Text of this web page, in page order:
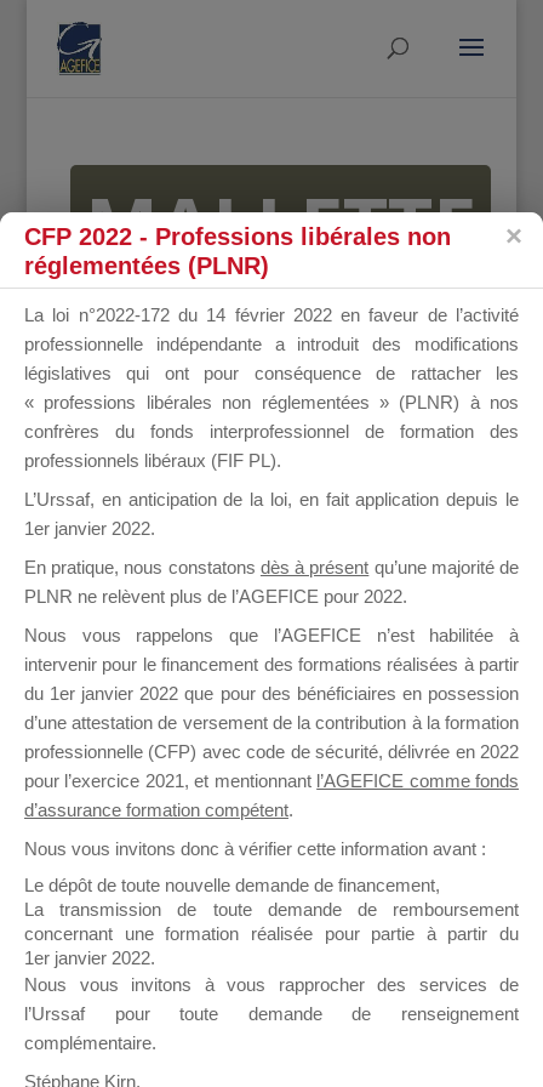
MALLETTE
DU
DIRIGEANT
il y a un mois
Ce groupe est destiné aux Organismes de
Formation qui souhaitent répondre à l’Appel à
Propositions Mallette du Dirigeant.
Ce groupe propose un forum dédié au support
sur lequel il est possible de laisser un message
ou poser une question.
NB : Il est nécessaire d’être
pouvoir rejoindre ce groupe
CFP 2022 - Professions libérales non
réglementées (PLNR)
La loi n°2022-172 du 14 février 2022 en faveur de l’activité
professionnelle indépendante a introduit des modifications
législatives qui ont pour conséquence de rattacher les
« professions libérales non réglementées » (PLNR) à nos
confrères du fonds interprofessionnel de formation des
professionnels libéraux (FIF PL).
L’Urssaf, en anticipation de la loi, en fait application depuis le
1er janvier 2022.
En pratique, nous constatons dès à présent qu’une majorité de
PLNR ne relèvent plus de l’AGEFICE pour 2022.
Nous vous rappelons que l’AGEFICE n’est habilitée à
intervenir pour le financement des formations réalisées à partir
du 1er janvier 2022 que pour des bénéficiaires en possession
d’une attestation de versement de la contribution à la formation
professionnelle (CFP) avec code de sécurité, délivrée en 2022
pour l’exercice 2021, et mentionnant l’AGEFICE comme fonds
d’assurance formation compétent.
Nous vous invitons donc à vérifier cette information avant :
Le dépôt de toute nouvelle demande de financement,
La transmission de toute demande de remboursement
concernant une formation réalisée pour partie à partir du
1er janvier 2022.
Nous vous invitons à vous rapprocher des services de
l’Urssaf pour toute demande de renseignement
complémentaire.
Stéphane Kirn,